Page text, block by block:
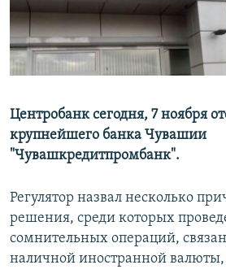
ПОДПИШИТЕСЬ НА РАССЫЛКУ
СОЦИАЛЬНЫЕ СЕТИ
Все сайты РСЕ/РС
Центробанк сегодня, 7 ноября
крупнейшего банка Чувашии
"Чувашкредитпромбанк".
Регулятор назвал несколько
решения, среди которых
сомнительных операций,
наличной иностранной валюты,